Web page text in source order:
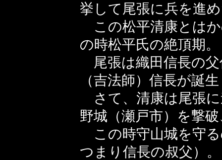
挙して尾張に兵を進
この松平清康とは
の時松平氏の絶頂期。
尾張は織田信長の
（吉法師）信長が誕
さて、清康は尾張に
野城（瀬戸市）を撃
この時守山城を守る
つまり信長の叔父）。